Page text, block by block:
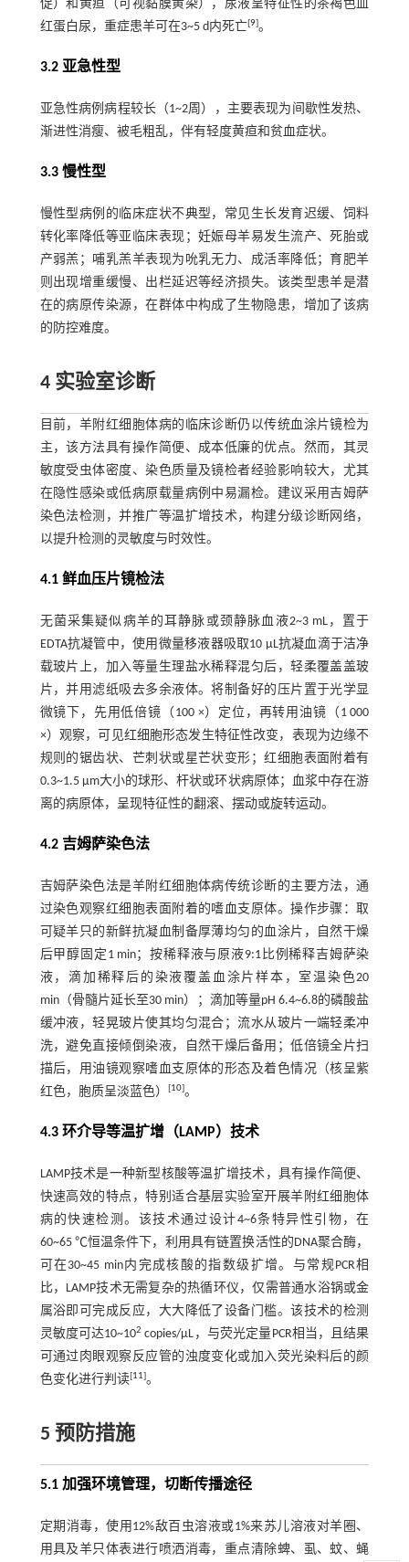
促）和黄疸（可视黏膜黄染），尿液呈特征性的茶褐色血
红蛋白尿，重症患羊可在3~5 d内死亡[9]。
3.2 亚急性型
亚急性病例病程较长（1~2周），主要表现为间歇性发热、
渐进性消瘦、被毛粗乱，伴有轻度黄疸和贫血症状。
3.3 慢性型
慢性型病例的临床症状不典型，常见生长发育迟缓、饲料
转化率降低等亚临床表现；妊娠母羊易发生流产、死胎或
产弱羔；哺乳羔羊表现为吮乳无力、成活率降低；育肥羊
则出现增重缓慢、出栏延迟等经济损失。该类型患羊是潜
在的病原传染源，在群体中构成了生物隐患，增加了该病
的防控难度。
4 实验室诊断
目前，羊附红细胞体病的临床诊断仍以传统血涂片镜检为
主，该方法具有操作简便、成本低廉的优点。然而，其灵
敏度受虫体密度、染色质量及镜检者经验影响较大，尤其
在隐性感染或低病原载量病例中易漏检。建议采用吉姆萨
染色法检测，并推广等温扩增技术，构建分级诊断网络，
以提升检测的灵敏度与时效性。
4.1 鲜血压片镜检法
无菌采集疑似病羊的耳静脉或颈静脉血液2~3 mL，置于
EDTA抗凝管中，使用微量移液器吸取10 μL抗凝血滴于洁净
载玻片上，加入等量生理盐水稀释混匀后，轻柔覆盖盖玻
片，并用滤纸吸去多余液体。将制备好的压片置于光学显
微镜下，先用低倍镜（100 ×）定位，再转用油镜（1 000
×）观察，可见红细胞形态发生特征性改变，表现为边缘不
规则的锯齿状、芒刺状或星芒状变形；红细胞表面附着有
0.3~1.5 μm大小的球形、杆状或环状病原体；血浆中存在游
离的病原体，呈现特征性的翻滚、摆动或旋转运动。
4.2 吉姆萨染色法
吉姆萨染色法是羊附红细胞体病传统诊断的主要方法，通
过染色观察红细胞表面附着的嗜血支原体。操作步骤：取
可疑羊只的新鲜抗凝血制备厚薄均匀的血涂片，自然干燥
后甲醇固定1 min；按稀释液与原液9:1比例稀释吉姆萨染
液，滴加稀释后的染液覆盖血涂片样本，室温染色20
min（骨髓片延长至30 min）；滴加等量pH 6.4~6.8的磷酸盐
缓冲液，轻晃玻片使其均匀混合；流水从玻片一端轻柔冲
洗，避免直接倾倒染液，自然干燥后备用；低倍镜全片扫
描后，用油镜观察嗜血支原体的形态及着色情况（核呈紫
红色，胞质呈淡蓝色）
[10]。
4.3 环介导等温扩增（LAMP）技术
LAMP技术是一种新型核酸等温扩增技术，具有操作简便、
快速高效的特点，特别适合基层实验室开展羊附红细胞体
病的快速检测。该技术通过设计4~6条特异性引物，在
60~65 ℃恒温条件下，利用具有链置换活性的DNA聚合酶，
可在30~45 min内完成核酸的指数级扩增。与常规PCR相
比，LAMP技术无需复杂的热循环仪，仅需普通水浴锅或金
属浴即可完成反应，大大降低了设备门槛。该技术的检测
灵敏度可达10~102 copies/μL，与荧光定量PCR相当，且结果
可通过肉眼观察反应管的浊度变化或加入荧光染料后的颜
色变化进行判读[11]。
5 预防措施
5.1 加强环境管理，切断传播途径
定期消毒，使用12%敌百虫溶液或1%来苏儿溶液对羊圈、
用具及羊只体表进行喷洒消毒，重点清除蜱、虱、蚊、蝇